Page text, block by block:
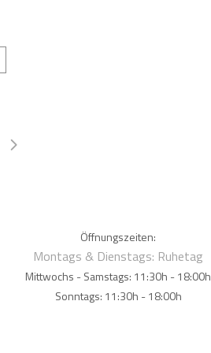
Öffnungszeiten:
Montags & Dienstags: Ruhetag
Mittwochs - Samstags: 11:30h - 18:00h
Sonntags: 11:30h - 18:00h